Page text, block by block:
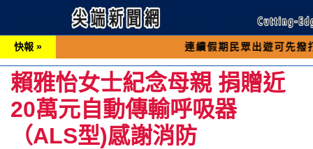
快報 » 連續假期民眾出遊可先撥打交通 「
賴雅怡女士紀念母親 捐贈近
20萬元自動傳輸呼吸器
（ALS型)感謝消防